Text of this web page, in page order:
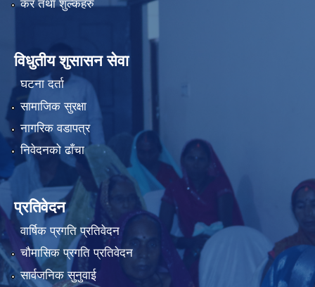
कर तथा शुल्कहरु
विधुतीय शुसासन सेवा
घटना दर्ता
सामाजिक सुरक्षा
नागरिक वडापत्र
निवेदनको ढाँचा
प्रतिवेदन
वार्षिक प्रगति प्रतिवेदन
चौमासिक प्रगति प्रतिवेदन
सार्वजनिक सुनुवाई